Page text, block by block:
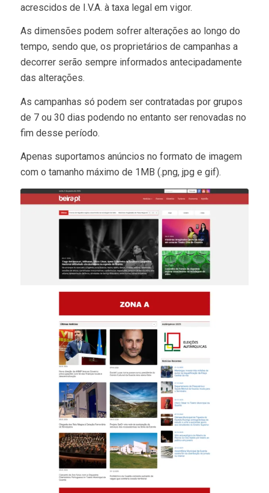
acrescidos de I.V.A. à taxa legal em vigor.
As dimensões podem sofrer alterações ao longo do
tempo, sendo que, os proprietários de campanhas a
decorrer serão sempre informados antecipadamente
das alterações.
As campanhas só podem ser contratadas por grupos
de 7 ou 30 dias podendo no entanto ser renovadas no
fim desse período.
Apenas suportamos anúncios no formato de imagem
com o tamanho máximo de 1MB (.png, jpg e gif).